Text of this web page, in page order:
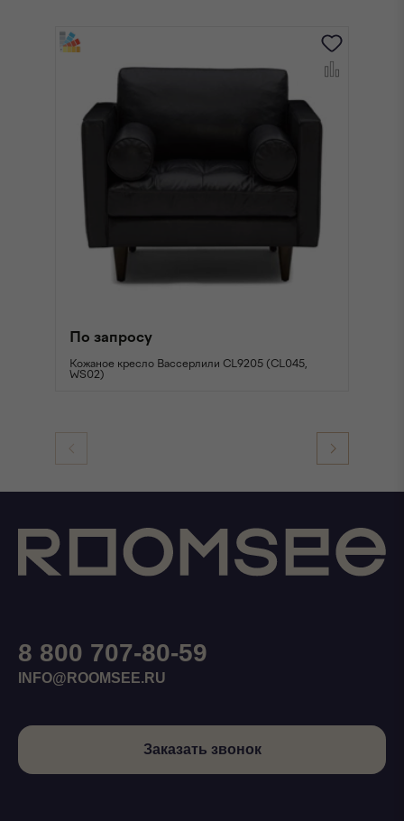
По запросу
Кожаное кресло Вассерлили CL9205 (CL045,
WS02)
8 800 707-80-59
INFO@ROOMSEE.RU
Заказать звонок